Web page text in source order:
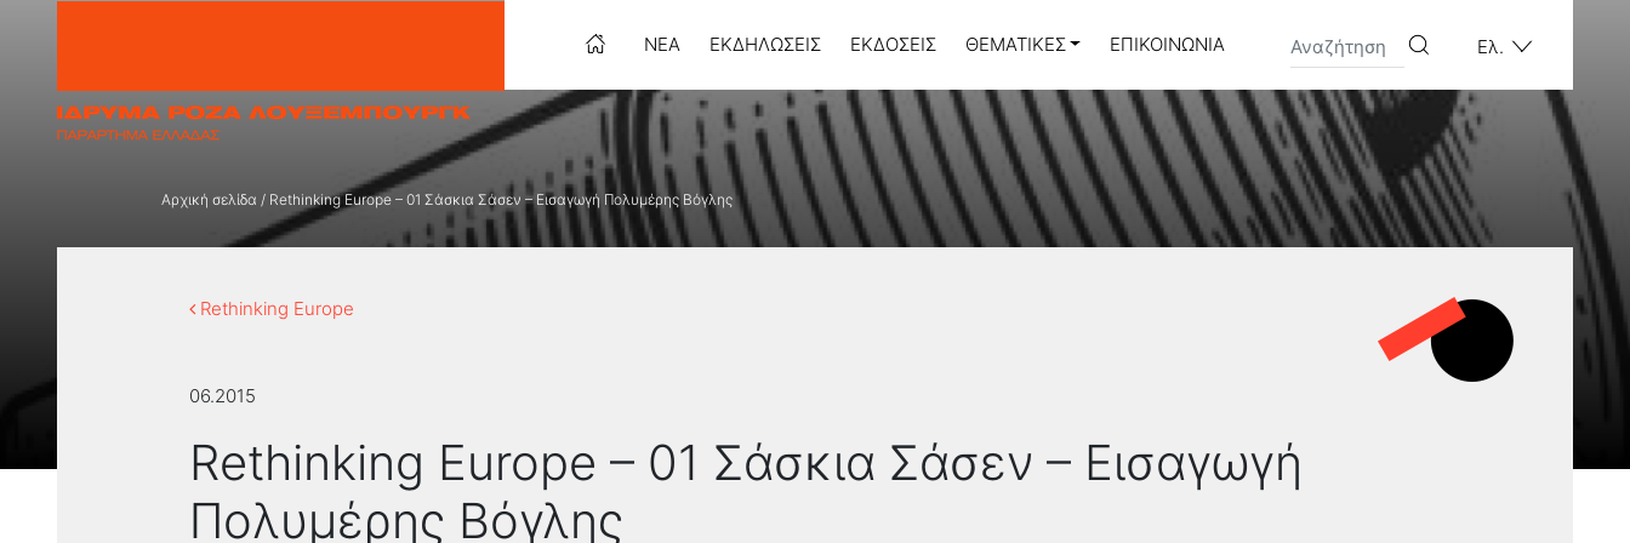
ΝΈΑ
ΕΚΔΗΛΏΣΕΙΣ ΕΚΔΌΣΕΙΣ ΘΕΜΑΤΙΚΈΣ ΕΠΙΚΟΙΝΩΝΊΑ Ελ.
Αρχική σελίδα / Rethinking Europe – 01 Σάσκια Σάσεν – Εισαγωγή Πολυμέρης Βόγλης
Rethinking Europe
06.2015
Rethinking Europe – 01 Σάσκια Σάσεν – Εισαγωγή
Πολυμέρης Βόγλης